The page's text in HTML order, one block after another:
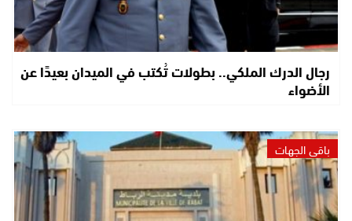
رجال الدرك الملكي.. بطولات تُكتب في الميدان بعيدًا عن
الأضواء
باقي الجهات